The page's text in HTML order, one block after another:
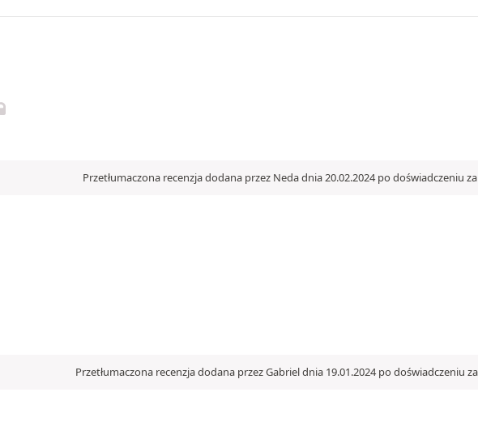
Przetłumaczona recenzja dodana przez Neda dnia 20.02.2024 po doświadczeniu
Przetłumaczona recenzja dodana przez Gabriel dnia 19.01.2024 po doświadczeniu